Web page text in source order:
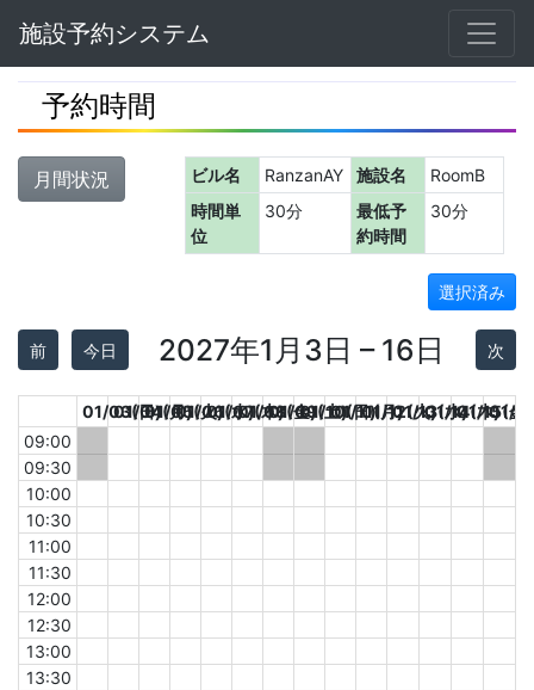
Navbar
施設予約システム
予約時間
月間状況 ビル名 RanzanAY 施設名
RoomB
時間単
位
30分
最低予
約時間
30分
選択済み
前 今日 2027年1月3日 – 16日 次
01/03(日)
01/04(月)
01/05(火)
01/06(水)
01/07(木)
01/08(金)
01/09(土)
01/10(日)
01/11(月)
01/12(火)
01/13(水)
01/14(木)
01/15(金)
01/
09:00
09:30
10:00
10:30
11:00
11:30
12:00
12:30
13:00
13:30